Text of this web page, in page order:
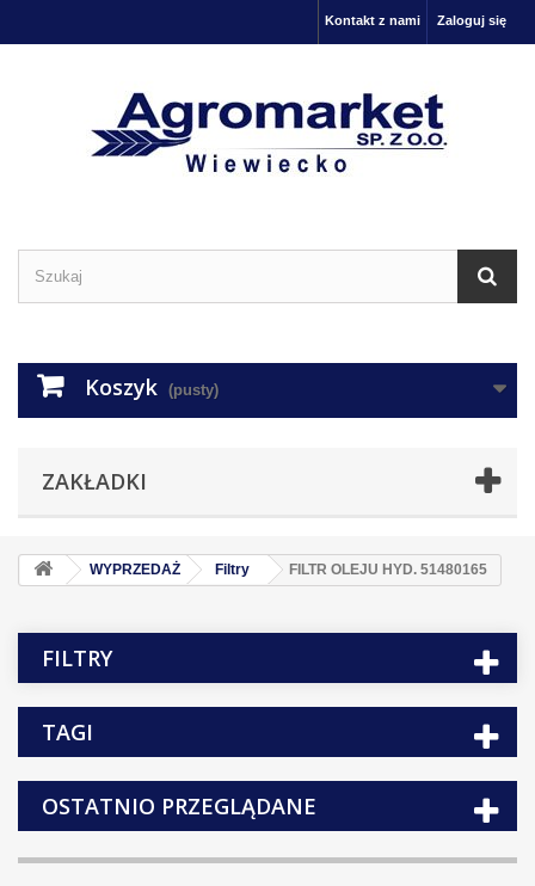
Zaloguj się
Kontakt z nami
Koszyk (pusty)
ZAKŁADKI
WYPRZEDAŻ Filtry FILTR OLEJU HYD. 51480165
FILTRY
TAGI
OSTATNIO PRZEGLĄDANE